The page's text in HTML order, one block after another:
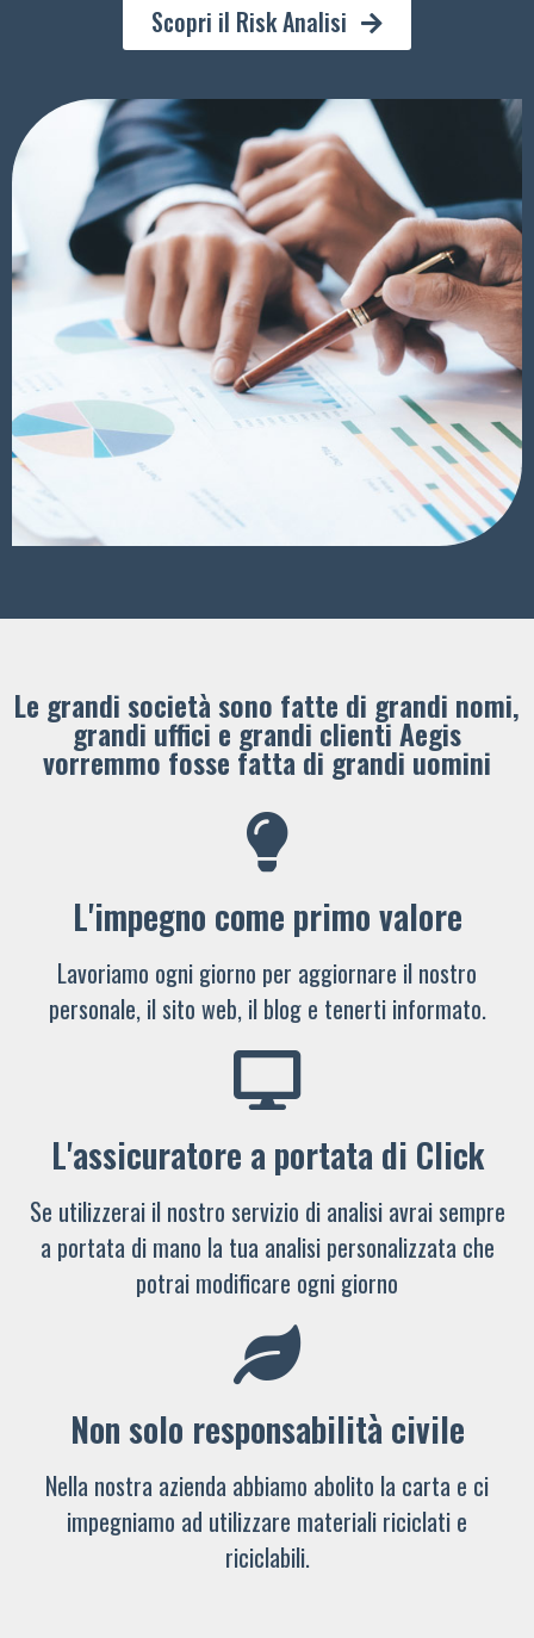
Scopri il Risk Analisi
Le grandi società sono fatte di grandi nomi,
grandi uffici e grandi clienti ​Aegis
vorremmo fosse fatta di grandi uomini
L'impegno come primo valore
Lavoriamo ogni giorno per aggiornare il nostro
personale, il sito web, il blog e tenerti informato.
L'assicuratore a portata di Click
Se utilizzerai il nostro servizio di analisi avrai sempre
a portata di mano la tua analisi personalizzata che
potrai modificare ogni giorno
Non solo responsabilità civile
Nella nostra azienda abbiamo abolito la carta e ci
impegniamo ad utilizzare materiali riciclati e
riciclabili.